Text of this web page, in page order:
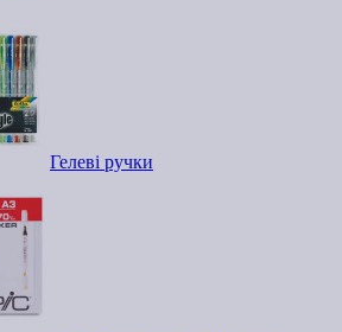
Гелеві ручки